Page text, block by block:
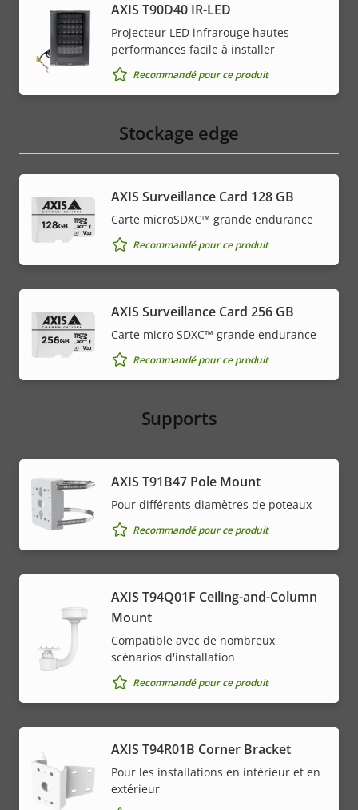
AXIS T90D40 IR-LED
Projecteur LED infrarouge hautes
performances facile à installer
Recommandé pour ce produit
Stockage edge
AXIS Surveillance Card 128 GB
Carte microSDXC™ grande endurance
Recommandé pour ce produit
AXIS Surveillance Card 256 GB
Carte micro SDXC™ grande endurance
Recommandé pour ce produit
Supports
AXIS T91B47 Pole Mount
Pour différents diamètres de poteaux
Recommandé pour ce produit
AXIS T94Q01F Ceiling-and-Column
Mount
Compatible avec de nombreux
scénarios d'installation
Recommandé pour ce produit
AXIS T94R01B Corner Bracket
Pour les installations en intérieur et en
extérieur